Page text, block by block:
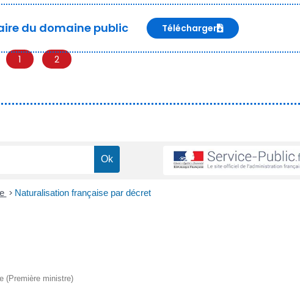
du domaine public Télécharger
1 2
> Naturalisation française par décret
(Première ministre)